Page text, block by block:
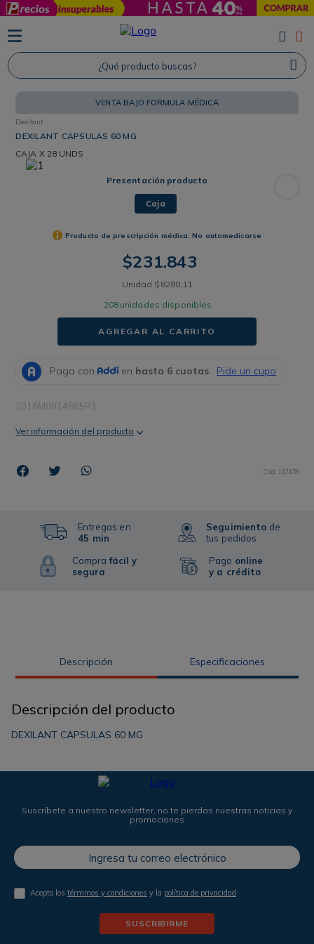
¿Qué producto buscas?
VENTA BAJO FORMULA MÉDICA
Dexilant
DEXILANT CAPSULAS 60 MG
CAJA X 28 UNDS
Presentación producto
Caja
Producto de prescripción médica. No automedicarse
$231.843
Unidad $ 8280 11
208 unidades disponibles
AGREGAR AL CARRITO
2018M0014865R1
Ver información del producto
Cód: 117178
Entregas en
45 min
Comprafácil y
segura
Seguimiento de
tus pedidos
Pago online
y a crédito
Descripción Especificaciones
Descripción del producto
DEXILANT CAPSULAS 60 MG
Suscríbete a nuestro newsletter, no te pierdas nuestras noticias y
promociones
Acepto lostérminos y condiciones y la política de privacidad
SUSCRIBIRME
TÉRMINOS MÁS BUSCADOS
1. Protector Solar
2. Proteina
4. Savvy